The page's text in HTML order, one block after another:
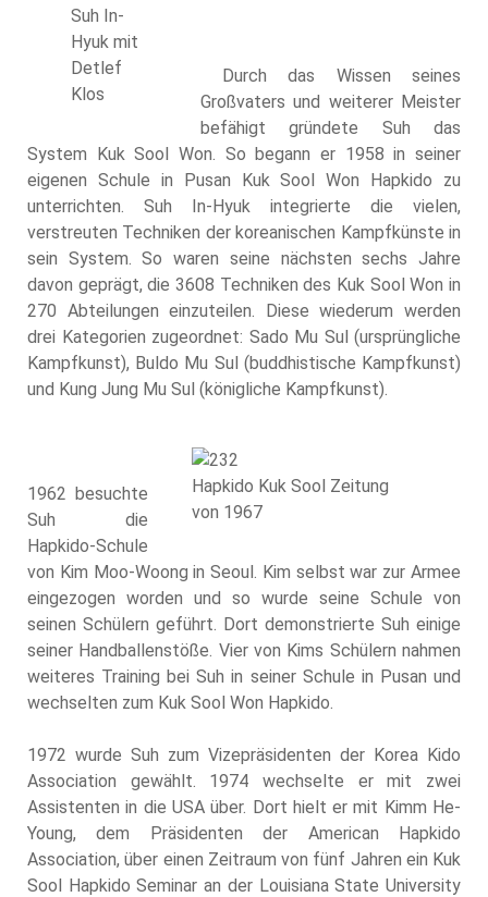
Suh In-
Hyuk mit
Detlef
Klos
Durch das Wissen seines
Großvaters und weiterer Meister
befähigt gründete Suh das
System Kuk Sool Won. So begann er 1958 in seiner
eigenen Schule in Pusan Kuk Sool Won Hapkido zu
unterrichten. Suh In-Hyuk integrierte die vielen,
verstreuten Techniken der koreanischen Kampfkünste in
sein System. So waren seine nächsten sechs Jahre
davon geprägt, die 3608 Techniken des Kuk Sool Won in
270 Abteilungen einzuteilen. Diese wiederum werden
drei Kategorien zugeordnet: Sado Mu Sul (ursprüngliche
Kampfkunst), Buldo Mu Sul (buddhistische Kampfkunst)
und Kung Jung Mu Sul (königliche Kampfkunst).
Hapkido Kuk Sool Zeitung
von 1967
1962 besuchte
Suh die
Hapkido-Schule
von Kim Moo-Woong in Seoul. Kim selbst war zur Armee
eingezogen worden und so wurde seine Schule von
seinen Schülern geführt. Dort demonstrierte Suh einige
seiner Handballenstöße. Vier von Kims Schülern nahmen
weiteres Training bei Suh in seiner Schule in Pusan und
wechselten zum Kuk Sool Won Hapkido.
1972 wurde Suh zum Vizepräsidenten der Korea Kido
Association gewählt. 1974 wechselte er mit zwei
Assistenten in die USA über. Dort hielt er mit Kimm He-
Young, dem Präsidenten der American Hapkido
Association, über einen Zeitraum von fünf Jahren ein Kuk
Sool Hapkido Seminar an der Louisiana State University